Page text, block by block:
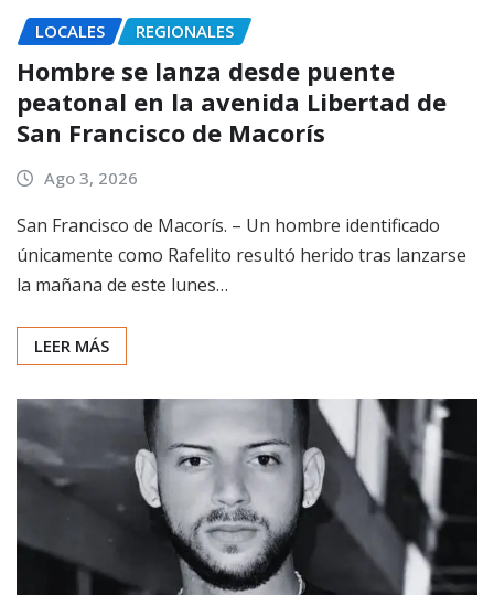
LOCALES REGIONALES
Hombre se lanza desde puente
peatonal en la avenida Libertad de
San Francisco de Macorís
Ago 3, 2026
San Francisco de Macorís. – Un hombre identificado
únicamente como Rafelito resultó herido tras lanzarse
la mañana de este lunes…
LEER MÁS